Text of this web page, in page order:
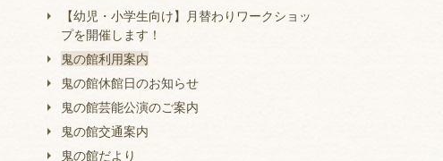
【幼児・小学生向け】月替わりワークショッ
プを開催します！
鬼の館利用案内
鬼の館休館日のお知らせ
鬼の館芸能公演のご案内
鬼の館交通案内
鬼の館だより